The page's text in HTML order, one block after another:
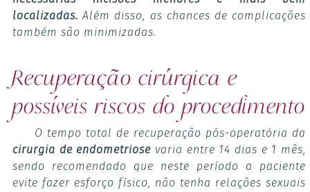
localizadas. Além disso, as chances de complicações
também são minimizadas.
Recuperação cirúrgica e
possíveis riscos do procedimento
O tempo total de recuperação pós-operatória da
cirurgia de endometriose varia entre 14 dias e 1 mês,
sendo recomendado que neste período a paciente
evite fazer esforço físico, não tenha relações sexuais